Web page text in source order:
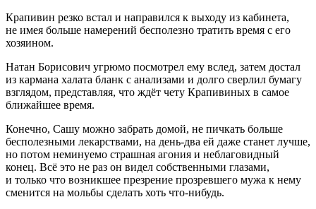
Крапивин резко встал и направился к выходу из кабинета,
не имея больше намерений бесполезно тратить время с его
хозяином.
Натан Борисович угрюмо посмотрел ему вслед, затем достал
из кармана халата бланк с анализами и долго сверлил бумагу
взглядом, представляя, что ждёт чету Крапивиных в самое
ближайшее время.
Конечно, Сашу можно забрать домой, не пичкать больше
бесполезными лекарствами, на день-два ей даже станет лучше,
но потом неминуемо страшная агония и неблаговидный
конец. Всё это не раз он видел собственными глазами,
и только что возникшее презрение прозревшего мужа к нему
сменится на мольбы сделать хоть что-нибудь.